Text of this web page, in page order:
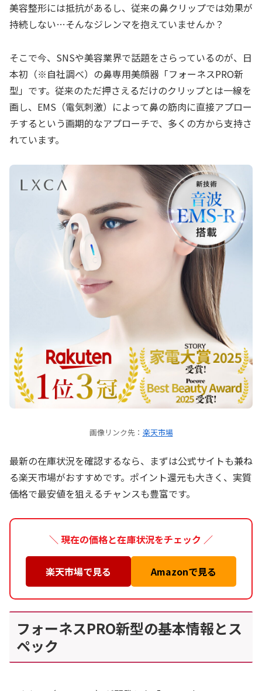
美容整形には抵抗があるし、従来の鼻クリップでは効果が
持続しない…そんなジレンマを抱えていませんか？
そこで今、SNSや美容業界で話題をさらっているのが、日
本初（※自社調べ）の鼻専用美顔器「フォーネスPRO新
型」です。従来のただ押さえるだけのクリップとは一線を
画し、EMS（電気刺激）によって鼻の筋肉に直接アプロー
チするという画期的なアプローチで、多くの方から支持さ
れています。
画像リンク先： 楽天市場
最新の在庫状況を確認するなら、まずは公式サイトも兼ね
る楽天市場がおすすめです。ポイント還元も大きく、実質
価格で最安値を狙えるチャンスも豊富です。
＼ 現在の価格と在庫状況をチェック ／
楽天市場で見る Amazonで見る
フォーネスPRO新型の基本情報とス
ペック